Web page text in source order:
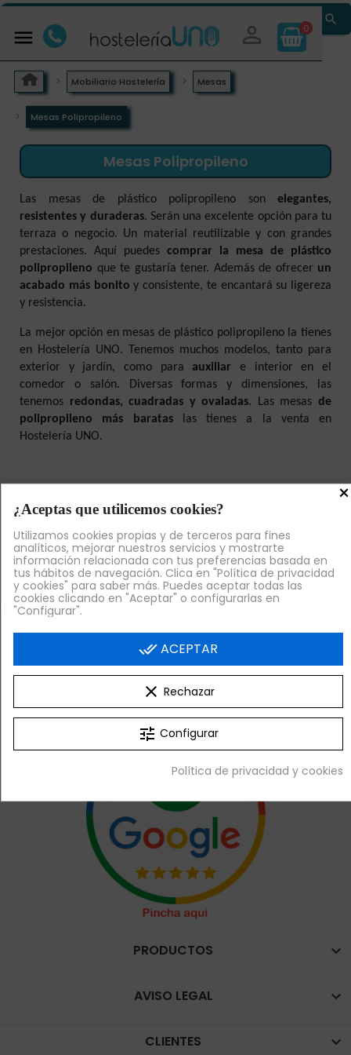
  0

Mobiliario Hostelería Mesas
Mesas Polipropileno
Mesas Polipropileno
Las mesas de plástico polipropileno son elegantes,
resistentes y duraderas. Serán una excelente opción para tu
terraza o negocio. Un material reutilizable y con grandes
prestaciones. Aquí puedes comprar la mesa de plástico
polipropileno que te gustaría tener. Además de ofrecer un
acabado más bonito y consistente, te encantará su ligereza
y resistencia.
La mejor opción en mesas de plástico polipropileno la tienes
en Hostelería UNO. Tenemos muchos modelos, tanto para
exterior y jardín, como para auxiliar e interior en el
comedor o salón. Diversas formas y dimensiones, las
tenemos redondas, cuadradas y ovaladas. Las mesasde
polipropileno más barataslas tienes a la venta en
Hostelería UNO.
Nuestras Landings
LLÁMANOS
VER RESEÑAS EN GOOGLE
PRODUCTOS 
AVISO LEGAL 
CLIENTES 
×
¿Aceptas que utilicemos cookies?
Utilizamos cookies propias y de terceros para fines
analíticos, mejorar nuestros servicios y mostrarte
información relacionada con tus preferencias basada en
tus hábitos de navegación. Clica en "Política de privacidad
y cookies" para saber más. Puedes aceptar todas las
cookies clicando en "Aceptar" o configurarlas en
"Configurar".
done_all ACEPTAR
clear Rechazar
tune Configurar
Política de privacidad y cookies